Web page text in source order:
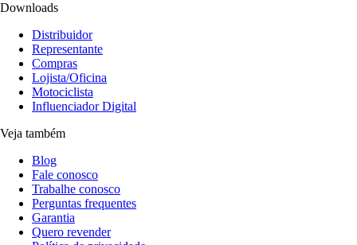
Downloads
Distribuidor
Representante
Compras
Lojista/Oficina
Motociclista
Influenciador Digital
Veja também
Blog
Fale conosco
Trabalhe conosco
Perguntas frequentes
Garantia
Quero revender